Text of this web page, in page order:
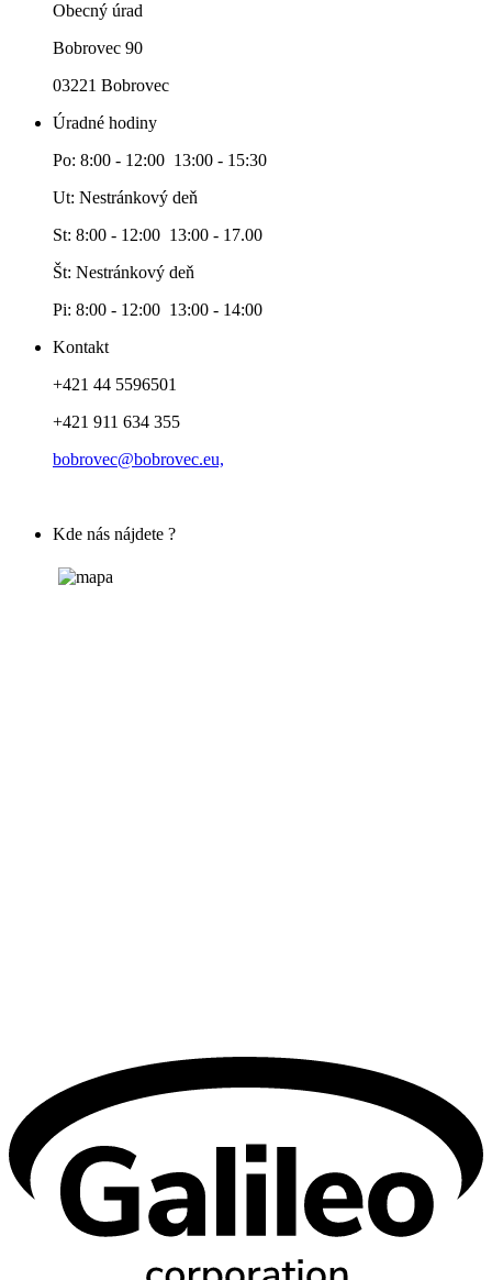
Obecný úrad
Bobrovec 90
03221 Bobrovec
Úradné hodiny
Po: 8:00 - 12:00 13:00 - 15:30
Ut: Nestránkový deň
St: 8:00 - 12:00 13:00 - 17.00
Št: Nestránkový deň
Pi: 8:00 - 12:00 13:00 - 14:00
Kontakt
+421 44 5596501
+421 911 634 355
bobrovec@bobrovec.eu,
Kde nás nájdete ?